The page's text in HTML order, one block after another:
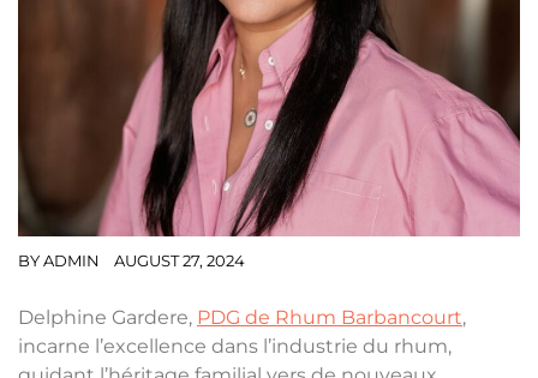
BYADMIN AUGUST 27, 2024
Delphine Gardere, PDG de Rhum Barbancourt,
incarne l’excellence dans l’industrie du rhum,